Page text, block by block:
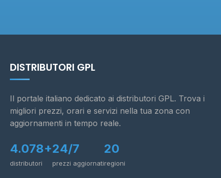
DISTRIBUTORI GPL
Il portale italiano dedicato ai distributori GPL. Trova i
migliori prezzi, orari e servizi nella tua zona con
aggiornamenti in tempo reale.
4.078+
distributori
24/7
prezzi aggiornati
20
regioni